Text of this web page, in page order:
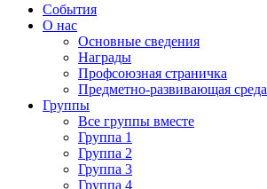
События
О нас
Основные сведения
Награды
Профсоюзная страничка
Предметно-развивающая среда
Группы
Все группы вместе
Группа 1
Группа 2
Группа 3
Группа 4